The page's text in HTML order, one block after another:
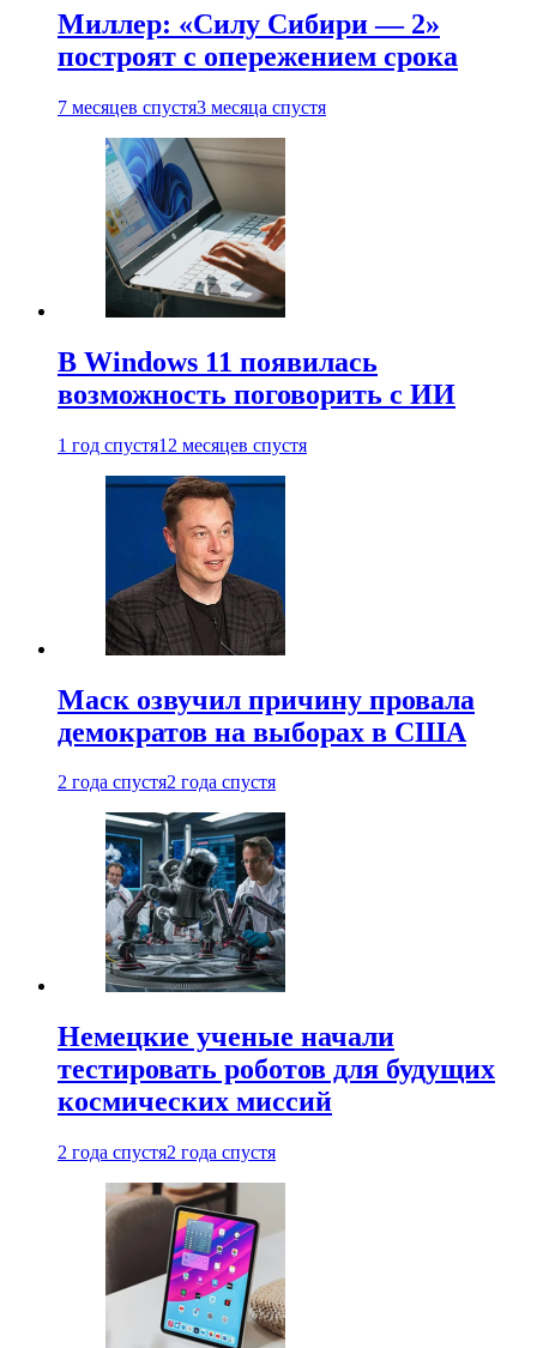
Миллер: «Силу Сибири — 2»
построят с опережением срока
7 месяцев спустя3 месяца спустя
В Windows 11 появилась
возможность поговорить с ИИ
1 год спустя12 месяцев спустя
Маск озвучил причину провала
демократов на выборах в США
2 года спустя2 года спустя
Немецкие ученые начали
тестировать роботов для будущих
космических миссий
2 года спустя2 года спустя